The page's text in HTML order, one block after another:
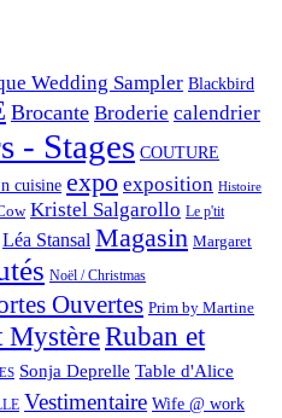
Wedding Sampler Blackbird
Brocante Broderie calendrier
- Stages COUTURE
cuisine expo exposition Histoire
Kristel Salgarollo Le p'tit
Léa Stansal Magasin Margaret
Noël / Christmas
Ouvertes Prim by Martine
MystèreRuban et
Sonja Deprelle Table d'Alice
Vestimentaire Wife @ work